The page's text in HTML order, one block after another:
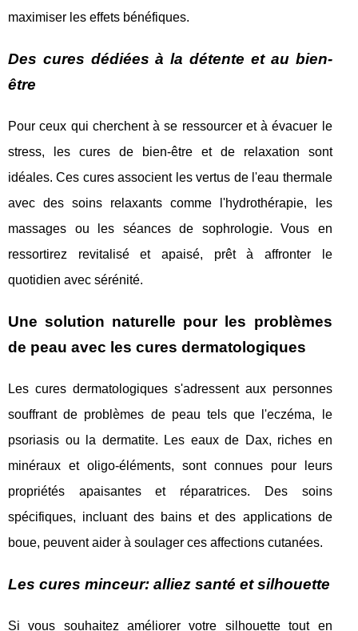
maximiser les effets bénéfiques.
Des cures dédiées à la détente et au bien-
être
Pour ceux qui cherchent à se ressourcer et à évacuer le
stress, les cures de bien-être et de relaxation sont
idéales. Ces cures associent les vertus de l'eau thermale
avec des soins relaxants comme l'hydrothérapie, les
massages ou les séances de sophrologie. Vous en
ressortirez revitalisé et apaisé, prêt à affronter le
quotidien avec sérénité.
Une solution naturelle pour les problèmes
de peau avec les cures dermatologiques
Les cures dermatologiques s'adressent aux personnes
souffrant de problèmes de peau tels que l'eczéma, le
psoriasis ou la dermatite. Les eaux de Dax, riches en
minéraux et oligo-éléments, sont connues pour leurs
propriétés apaisantes et réparatrices. Des soins
spécifiques, incluant des bains et des applications de
boue, peuvent aider à soulager ces affections cutanées.
Les cures minceur: alliez santé et silhouette
Si vous souhaitez améliorer votre silhouette tout en